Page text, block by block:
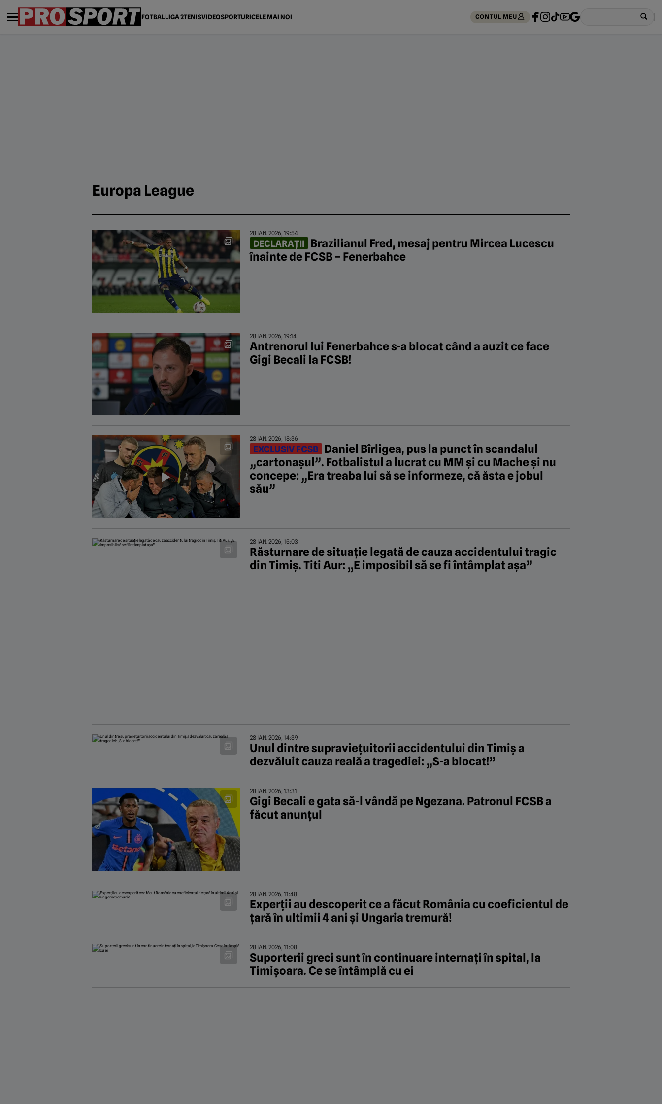
FOTBALLIGA 2TENISVIDEOSPORTURICELE MAI NOI CONTUL MEU
Europa League
28 IAN. 2026, 19:54
DECLARAȚII
Brazilianul Fred, mesaj pentru Mircea Lucescu
înainte de FCSB – Fenerbahce
28 IAN. 2026, 19:14
Antrenorul lui Fenerbahce s-a blocat când a auzit ce face
Gigi Becali la FCSB!
28 IAN. 2026, 18:36
EXCLUSIV FCSB Daniel Bîrligea, pus la punct în scandalul
„cartonașul”. Fotbalistul a lucrat cu MM și cu Mache și nu
concepe: „Era treaba lui să se informeze, că ăsta e jobul
său”
28 IAN. 2026, 15:03
Răsturnare de situație legată de cauza accidentului tragic
din Timiş. Titi Aur: „E imposibil să se fi întâmplat aşa”
28 IAN. 2026, 14:39
Unul dintre supraviețuitorii accidentului din Timiș a
dezvăluit cauza reală a tragediei: „S-a blocat!”
28 IAN. 2026, 13:31
Gigi Becali e gata să-l vândă pe Ngezana. Patronul FCSB a
făcut anunțul
28 IAN. 2026, 11:48
Experții au descoperit ce a făcut România cu coeficientul de
țară în ultimii 4 ani şi Ungaria tremură!
28 IAN. 2026, 11:08
Suporterii greci sunt în continuare internați în spital, la
Timișoara. Ce se întâmplă cu ei